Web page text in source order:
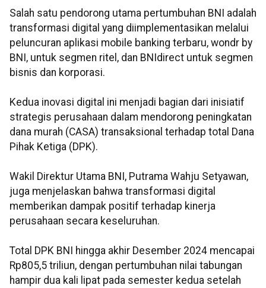
Salah satu pendorong utama pertumbuhan BNI adalah
transformasi digital yang diimplementasikan melalui
peluncuran aplikasi mobile banking terbaru, wondr by
BNI, untuk segmen ritel, dan BNIdirect untuk segmen
bisnis dan korporasi.
Kedua inovasi digital ini menjadi bagian dari inisiatif
strategis perusahaan dalam mendorong peningkatan
dana murah (CASA) transaksional terhadap total Dana
Pihak Ketiga (DPK).
Wakil Direktur Utama BNI, Putrama Wahju Setyawan,
juga menjelaskan bahwa transformasi digital
memberikan dampak positif terhadap kinerja
perusahaan secara keseluruhan.
Total DPK BNI hingga akhir Desember 2024 mencapai
Rp805,5 triliun, dengan pertumbuhan nilai tabungan
hampir dua kali lipat pada semester kedua setelah